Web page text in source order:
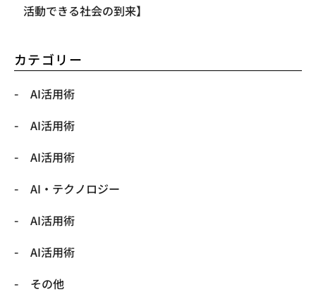
活動できる社会の到来】
カテゴリー
AI活用術
AI活用術
AI活用術
​AI・テクノロジー
​AI活用術
​AI活用術
​その他